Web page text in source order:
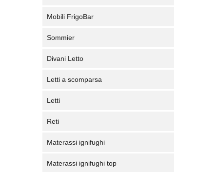
Mobili FrigoBar
Sommier
Divani Letto
Letti a scomparsa
Letti
Reti
Materassi ignifughi
Materassi ignifughi top